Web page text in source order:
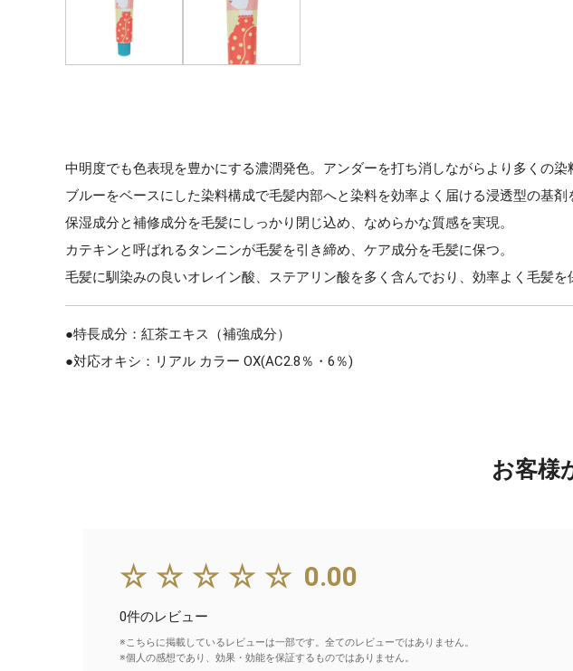
中明度でも色表現を豊かにする濃潤発色。アンダーを打ち消しながらより多くの染
ブルーをベースにした染料構成で毛髪内部へと染料を効率よく届ける浸透型の基剤
保湿成分と補修成分を毛髪にしっかり閉じ込め、なめらかな質感を実現。
カテキンと呼ばれるタンニンが毛髪を引き締め、ケア成分を毛髪に保つ。
毛髪に馴染みの良いオレイン酸、ステアリン酸を多く含んでおり、効率よく毛髪を
●特長成分：紅茶エキス（補強成分）
●対応オキシ：リアル カラー OX(AC2.8％・6％)
お客様
☆☆☆☆☆ 0.00
0件のレビュー
※こちらに掲載しているレビューは一部です。全てのレビューではありません。
※個人の感想であり、効果・効能を保証するものではありません。